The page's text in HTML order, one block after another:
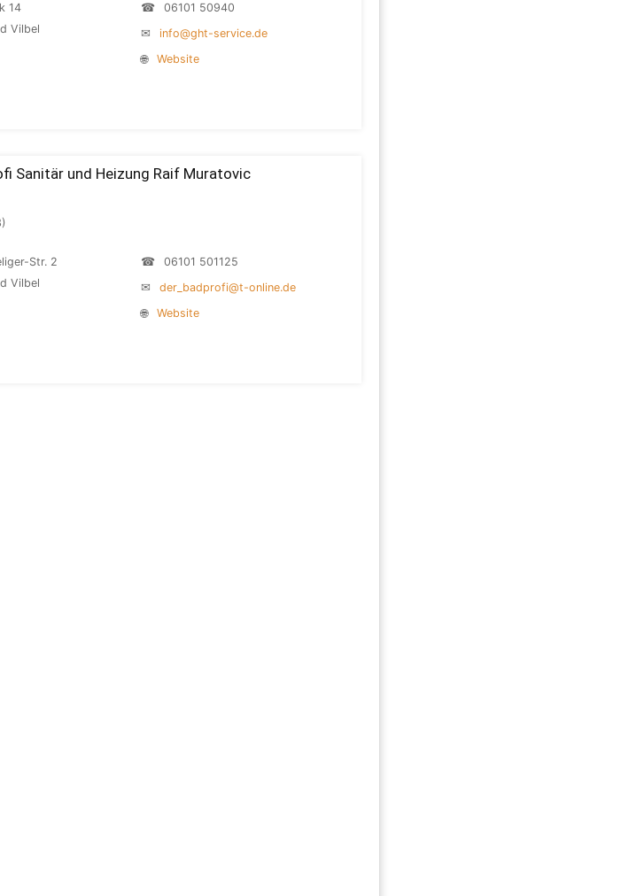
14
Vilbel
☎
06101 50940
✉
info@ght-service.de
🌐
Website
Sanitär und Heizung Raif Muratovic
Str. 2
Vilbel
☎
06101 501125
✉
der_badprofi@t-online.de
🌐
Website